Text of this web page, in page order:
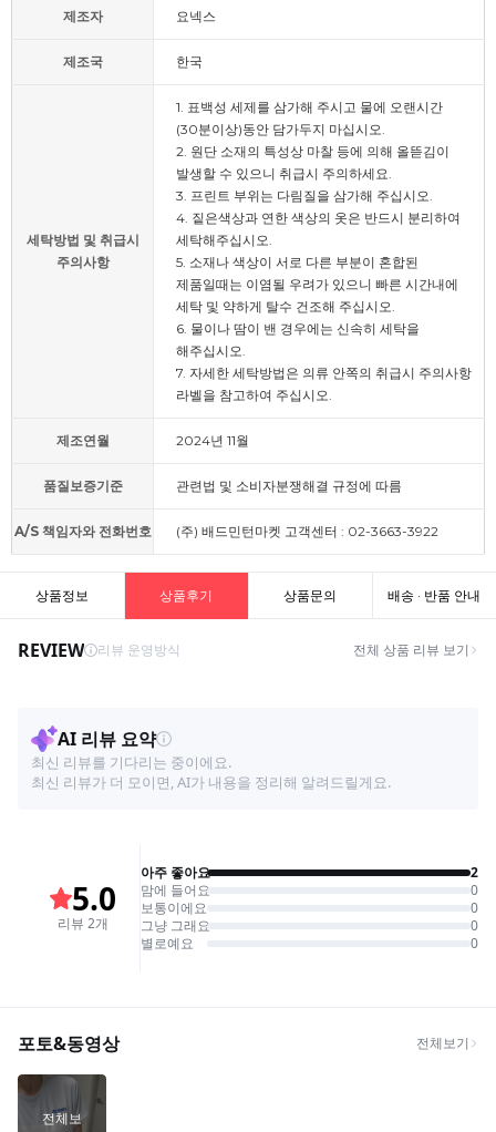
제조자 요넥스
제조국 한국
세탁방법 및 취급시
주의사항
1. 표백성 세제를 삼가해 주시고 물에 오랜시간
(30분이상)동안 담가두지 마십시오.
2. 원단 소재의 특성상 마찰 등에 의해 올뜯김이
발생할 수 있으니 취급시 주의하세요.
3. 프린트 부위는 다림질을 삼가해 주십시오.
4. 짙은색상과 연한 색상의 옷은 반드시 분리하여
세탁해주십시오.
5. 소재나 색상이 서로 다른 부분이 혼합된
제품일때는 이염될 우려가 있으니 빠른 시간내에
세탁 및 약하게 탈수 건조해 주십시오.
6. 물이나 땀이 밴 경우에는 신속히 세탁을
해주십시오.
7. 자세한 세탁방법은 의류 안쪽의 취급시 주의사항
라벨을 참고하여 주십시오.
제조연월 2024년 11월
품질보증기준 관련법 및 소비자분쟁해결 규정에 따름
A/S 책임자와 전화번호 (주) 배드민턴마켓 고객센터 : 02-3663-3922
상품정보 상품후기 상품문의 배송 · 반품 안내